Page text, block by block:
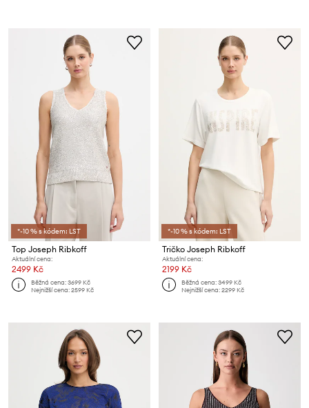
*-10 % s kódem: LST
Top Joseph Ribkoff
Aktuální cena:
2499 Kč
Běžná cena:3699 Kč
Nejnižší cena:2599 Kč
*-10 % s kódem: LST
Tričko Joseph Ribkoff
Aktuální cena:
2199 Kč
Běžná cena:3499 Kč
Nejnižší cena:2299 Kč